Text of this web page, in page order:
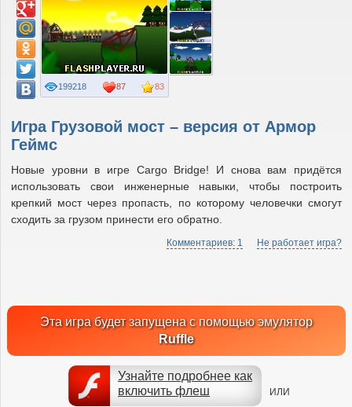
Игра Грузовой мост – версия от Армор
Геймс
Новые уровни в игре Cargo Bridge! И снова вам придётся
использовать свои инженерные навыки, чтобы построить
крепкий мост через пропасть, по которому человечки смогут
сходить за грузом принести его обратно.
Комментариев: 1 Не работает игра?
Эта игра будет запущена с помощью эмулятор
Ruffle
Узнайте подробнее как
включить флеш
ИЛИ
83
199218 87